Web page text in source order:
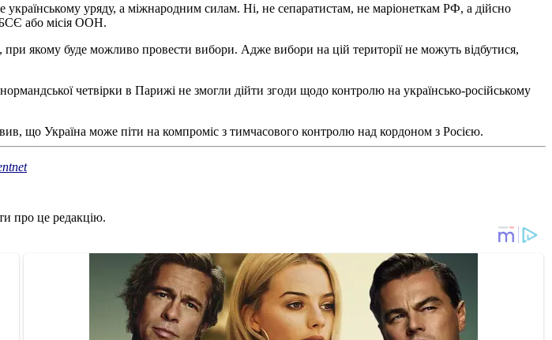
уряду, а міжнародним силам. Ні, не сепаратистам, не маріонеткам РФ, а дійсно
або місія ООН.
якому буде можливо провести вибори. Адже вибори на цій території не можуть відбутися,
нормандської четвірки в Парижі не змогли дійти згоди щодо контролю на українсько-російському
що Україна може піти на компроміс з тимчасового контролю над кордоном з Росією.
про це редакцію.